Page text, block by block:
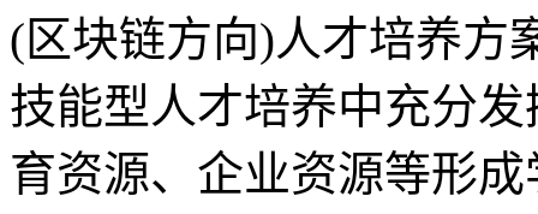
(区块链方向)人才培养方
技能型人才培养中充分
育资源、企业资源等形